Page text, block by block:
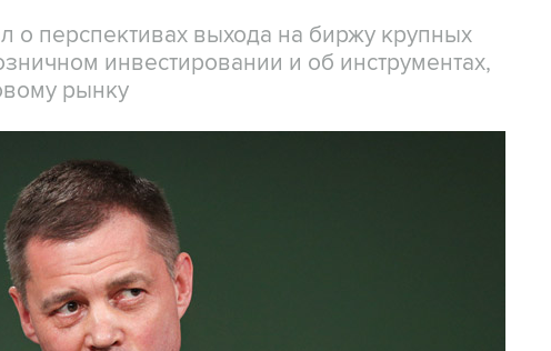
о перспективах выхода на биржу крупных
инвестировании и об инструментах,
рынку